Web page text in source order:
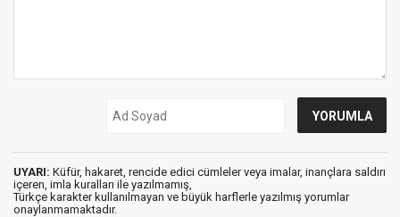
UYARI: Küfür, hakaret, rencide edici cümleler veya imalar, inançlara saldırı
içeren, imla kuralları ile yazılmamış,
Türkçe karakter kullanılmayan ve büyük harflerle yazılmış yorumlar
onaylanmamaktadır.